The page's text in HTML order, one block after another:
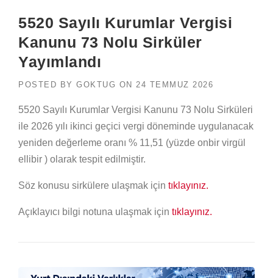
5520 Sayılı Kurumlar Vergisi
Kanunu 73 Nolu Sirküler
Yayımlandı
POSTED BY GOKTUG ON 24 TEMMUZ 2026
5520 Sayılı Kurumlar Vergisi Kanunu 73 Nolu Sirküleri
ile 2026 yılı ikinci geçici vergi döneminde uygulanacak
yeniden değerleme oranı % 11,51 (yüzde onbir virgül
ellibir ) olarak tespit edilmiştir.
Söz konusu sirkülere ulaşmak için tıklayınız.
Açıklayıcı bilgi notuna ulaşmak için tıklayınız.